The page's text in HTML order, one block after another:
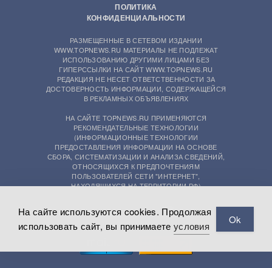
ПОЛИТИКА
КОНФИДЕНЦИАЛЬНОСТИ
РАЗМЕЩЕННЫЕ В СЕТЕВОМ ИЗДАНИИ
WWW.TOPNEWS.RU МАТЕРИАЛЫ НЕ ПОДЛЕЖАТ
ИСПОЛЬЗОВАНИЮ ДРУГИМИ ЛИЦАМИ БЕЗ
ГИПЕРССЫЛКИ НА САЙТ WWW.TOPNEWS.RU
РЕДАКЦИЯ НЕ НЕСЕТ ОТВЕТСТВЕННОСТИ ЗА
ДОСТОВЕРНОСТЬ ИНФОРМАЦИИ, СОДЕРЖАЩЕЙСЯ
В РЕКЛАМНЫХ ОБЪЯВЛЕНИЯХ
НА САЙТЕ TOPNEWS.RU ПРИМЕНЯЮТСЯ
РЕКОМЕНДАТЕЛЬНЫЕ ТЕХНОЛОГИИ
(ИНФОРМАЦИОННЫЕ ТЕХНОЛОГИИ
ПРЕДОСТАВЛЕНИЯ ИНФОРМАЦИИ НА ОСНОВЕ
СБОРА, СИСТЕМАТИЗАЦИИ И АНАЛИЗА СВЕДЕНИЙ,
ОТНОСЯЩИХСЯ К ПРЕДПОЧТЕНИЯМ
ПОЛЬЗОВАТЕЛЕЙ СЕТИ "ИНТЕРНЕТ",
НАХОДЯЩИХСЯ НА ТЕРРИТОРИИ РФ)
На сайте используются cookies. Продолжая
использовать сайт, вы принимаете условия
Ok